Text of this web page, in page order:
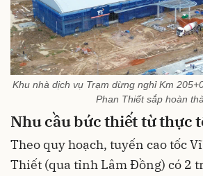
Khu nhà dịch vụ Trạm dừng nghỉ Km
Phan Thiết sắp hoàn
Nhu cầu bức thiết từ thực
Theo quy hoạch, tuyến cao tốc
Thiết (qua tỉnh Lâm Đồng) có 2